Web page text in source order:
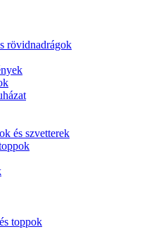
rövidnadrágok
és szvetterek
toppok